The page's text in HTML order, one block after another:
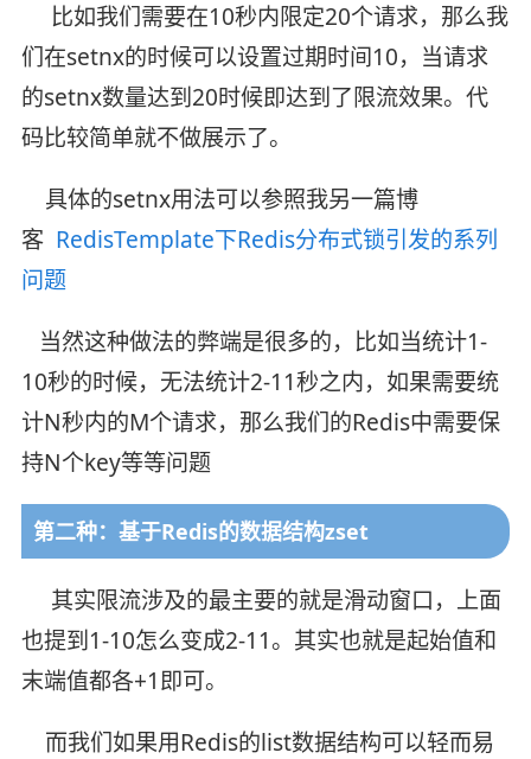
比如我们需要在10秒内限定20个请求，那么我
们在setnx的时候可以设置过期时间10，当请求
的setnx数量达到20时候即达到了限流效果。代
码比较简单就不做展示了。
具体的setnx用法可以参照我另一篇博
客 RedisTemplate下Redis分布式锁引发的系列
问题
当然这种做法的弊端是很多的，比如当统计1-
10秒的时候，无法统计2-11秒之内，如果需要统
计N秒内的M个请求，那么我们的Redis中需要保
持N个key等等问题
第二种：基于Redis的数据结构zset
其实限流涉及的最主要的就是滑动窗口，上面
也提到1-10怎么变成2-11。其实也就是起始值和
末端值都各+1即可。
而我们如果用Redis的list数据结构可以轻而易